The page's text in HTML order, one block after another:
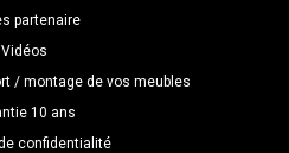
partenaire
Vidéos
/ montage de vos meubles
10 ans
confidentialité